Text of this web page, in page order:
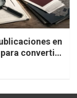
en
convertir
pública